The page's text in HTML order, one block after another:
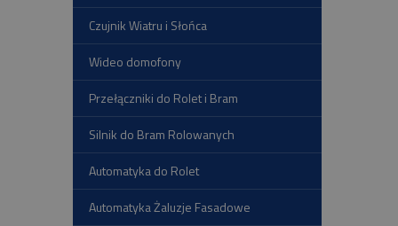
Czujnik Wiatru i Słońca
Wideo domofony
Przełączniki do Rolet i Bram
Silnik do Bram Rolowanych
Automatyka do Rolet
Automatyka Żaluzje Fasadowe